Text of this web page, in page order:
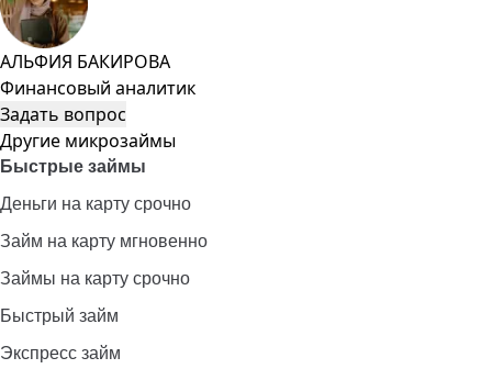
АЛЬФИЯ БАКИРОВА
Финансовый аналитик
Задать вопрос
Другие микрозаймы
Быстрые займы
Деньги на карту срочно
Займ на карту мгновенно
Займы на карту срочно
Быстрый займ
Экспресс займ